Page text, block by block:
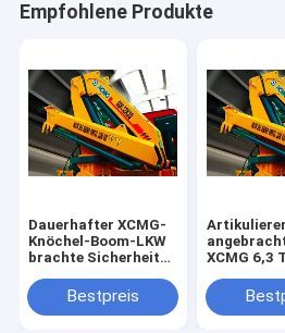
Empfohlene Produkte
Dauerhafter XCMG-
Knöchel-Boom-LKW
brachte Sicherheit
Minenindustrie an
Bestpreis
XCMG 6,3
niedrigem